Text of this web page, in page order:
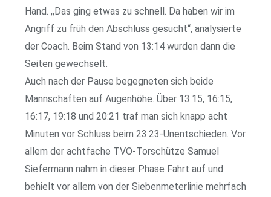
Hand. ,,Das ging etwas zu schnell. Da haben wir im
Angriff zu früh den Abschluss gesucht“, analysierte
der Coach. Beim Stand von 13:14 wurden dann die
Seiten gewechselt.
Auch nach der Pause begegneten sich beide
Mannschaften auf Augenhöhe. Über 13:15, 16:15,
16:17, 19:18 und 20:21 traf man sich knapp acht
Minuten vor Schluss beim 23:23-Unentschieden. Vor
allem der achtfache TVO-Torschütze Samuel
Siefermann nahm in dieser Phase Fahrt auf und
behielt vor allem von der Siebenmeterlinie mehrfach